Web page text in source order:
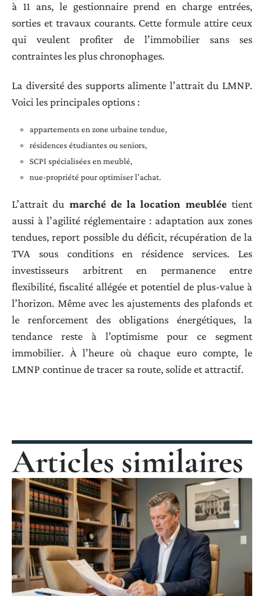
à 11 ans, le gestionnaire prend en charge entrées,
sorties et travaux courants. Cette formule attire ceux
qui veulent profiter de l’immobilier sans ses
contraintes les plus chronophages.
La diversité des supports alimente l’attrait du LMNP.
Voici les principales options :
appartements en zone urbaine tendue,
résidences étudiantes ou seniors,
SCPI spécialisées en meublé,
nue-propriété pour optimiser l’achat.
L’attrait du marché de la location meubléetient
aussi à l’agilité réglementaire : adaptation aux zones
tendues, report possible du déficit, récupération de la
TVA sous conditions en résidence services. Les
investisseurs arbitrent en permanence entre
flexibilité, fiscalité allégée et potentiel de plus-value à
l’horizon. Même avec les ajustements des plafonds et
le renforcement des obligations énergétiques, la
tendance reste à l’optimisme pour ce segment
immobilier. À l’heure où chaque euro compte, le
LMNP continue de tracer sa route, solide et attractif.
Articles similaires